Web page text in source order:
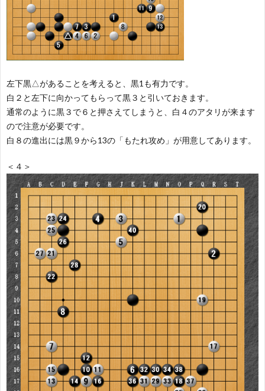
左下黒△があることを考えると、黒1も有力です。
白２と左下に向かってもらって黒３と引いておきます。
通常のように黒３で６と押さえてしまうと、白４のアタリが来ます
ので注意が必要です。
白８の進出には黒９から13の「もたれ攻め」が用意してあります。
＜４＞